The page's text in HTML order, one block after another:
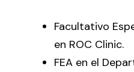
Facultativo
en ROC Clinic.
FEA en el